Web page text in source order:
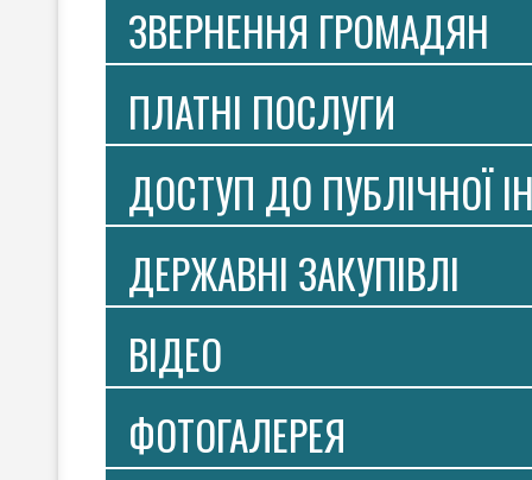
ЗВЕРНЕННЯ ГРОМАДЯН
ПЛАТНI ПОСЛУГИ
ДОСТУП ДО ПУБЛІЧНОЇ
ДЕРЖАВНІ ЗАКУПІВЛІ
ВIДЕО
ФОТОГАЛЕРЕЯ